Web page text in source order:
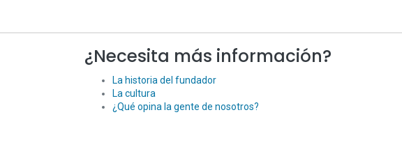
¿Necesita más información?
La historia del fundador
La cultura
¿Qué opina la gente de nosotros?